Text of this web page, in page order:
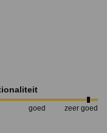
goed zeer goed